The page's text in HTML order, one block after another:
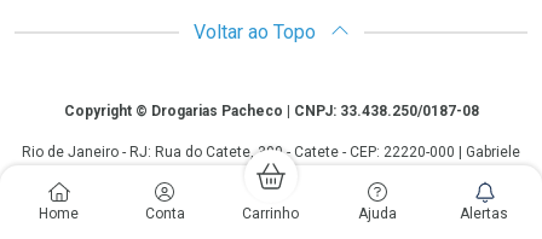
Home Conta Carrinho Ajuda Alertas
Voltar ao Topo
CopyrightCopyright © Drogarias Pacheco | CNPJ: 33.438.250/0187-08
Rio de Janeiro - RJ: Rua do Catete, 300 - Catete - CEP: 22220-000 | Gabriele
Giovanelli - CRF 28127 | 24 horas| Autorização de funcionamento: Processo:
25351.493074/2012-10 Autorização/MS: 7.25279.0 | As informações
contidas neste site, como promoções e ofertas de remédios e